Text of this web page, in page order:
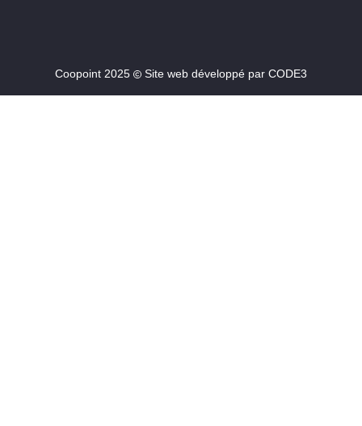
Coopoint 2025 Site web développé par CODE3